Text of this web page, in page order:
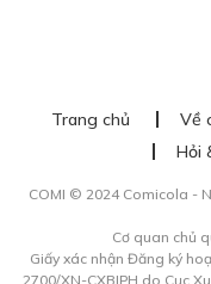
Trang chủ Về
Hỏi
COMI © 2024 Comicola -
Cơ quan chủ
Giấy xác nhận Đăng ký
2700/XN-CXBIPH do Cục